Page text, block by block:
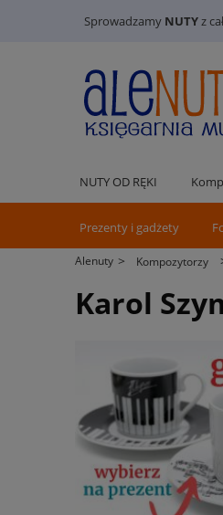
Sprowadzamy NUTYz
NUTY OD RĘKI
Prezenty i gadżety
Alenuty > Kompozytorzy
Karol